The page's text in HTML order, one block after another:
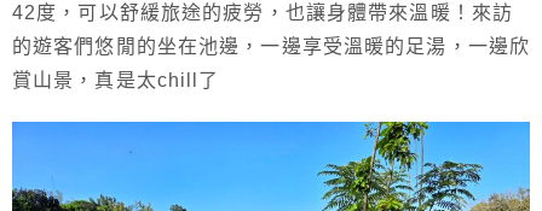
42度，可以舒緩旅途的疲勞，也讓身體帶來溫暖！來訪
的遊客們悠閒的坐在池邊，一邊享受溫暖的足湯，一邊欣
賞山景，真是太chill了